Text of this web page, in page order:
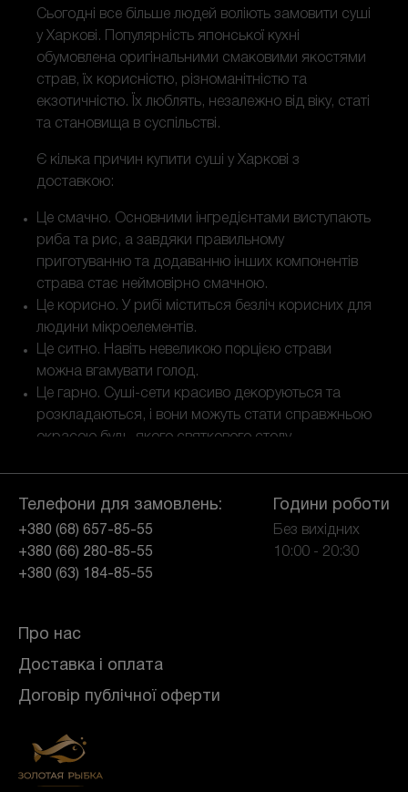
Сьогодні все більше людей воліють замовити суші
у Харкові. Популярність японської кухні
обумовлена оригінальними смаковими якостями
страв, їх корисністю, різноманітністю та
екзотичністю. Їх люблять, незалежно від віку, статі
та становища в суспільстві.
Є кілька причин купити суші у Харкові з
доставкою:
Це смачно. Основними інгредієнтами виступають
риба та рис, а завдяки правильному
приготуванню та додаванню інших компонентів
страва стає неймовірно смачною.
Це корисно. У рибі міститься безліч корисних для
людини мікроелементів.
Це ситно. Навіть невеликою порцією страви
можна вгамувати голод.
Це гарно. Суші-сети красиво декоруються та
розкладаються, і вони можуть стати справжньою
окрасою будь-якого святкового столу.
замовлення в компанії «Золота рибка».
Щоб отримати смачні та свіжі суші, роли, спайсі
та вегетаріанські страви, робіть замовлення в
«Золотій рибці».
стравами у себе вдома, то замовити суші та інші
смачно приготовані страви – ndash; це чудова
робити складні маніпуляції, достатньо вибрати на
сайті позиції, що сподобалися, вибрати будь-
який зручний спосіб оплати і дочекатися
Про нас
Доставка і оплата
Договір публічної оферти
Години роботи
Без вихідних
10:00 - 20:30
Телефони для замовлень:
+380 (68) 657-85-55
+380 (66) 280-85-55
+380 (63) 184-85-55